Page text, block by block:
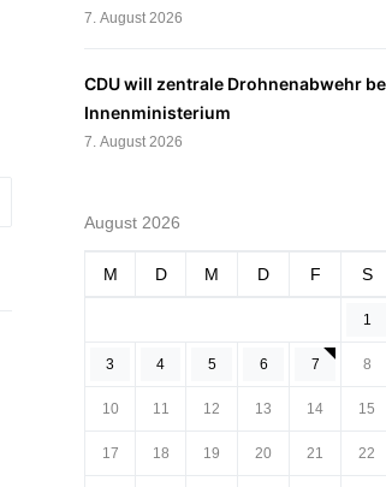
7. August 2026
CDU will zentrale Drohnenabwehr
Innenministerium
7. August 2026
August 2026
M D M D F S
1
3 4 5 6 7 8
10 11 12 13 14 15
17 18 19 20 21 22